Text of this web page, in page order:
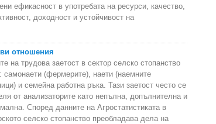
ефикасност в употребата на ресурси, качество,
доходност и устойчивост на
отношения
на трудова заетост в сектор селско стопанство
самонаети (фермерите), наети (наемните
и семейна работна ръка. Тази заетост често се
от анализаторите като непълна, допълнителна и
Според данните на Агростатистиката в
селско стопанство преобладава дела на